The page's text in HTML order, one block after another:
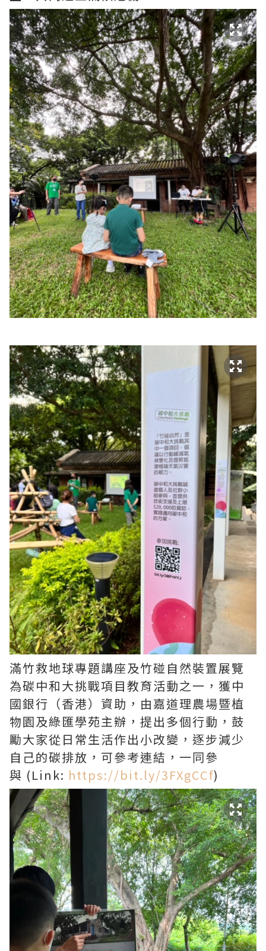
滿竹救地球專題講座及竹碰自然裝置展覽
為碳中和大挑戰項目教育活動之一，獲中
國銀行（香港）資助，由嘉道理農場暨植
物園及綠匯學苑主辦，提出多個行動，鼓
勵大家從日常生活作出小改變，逐步減少
自己的碳排放，可參考連結，一同參
與 (Link: https://bit.ly/3FXgCCf)